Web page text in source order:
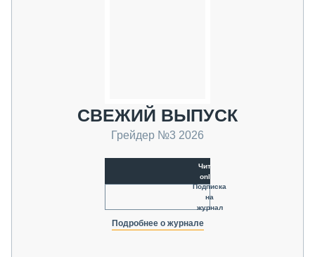
СВЕЖИЙ ВЫПУСК
Грейдер №3 2026
Читать
online
Подписка
на
журнал
Подробнее о журнале